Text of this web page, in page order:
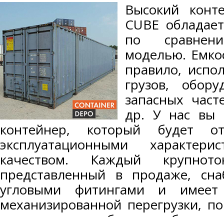
Высокий
CUBE
по
моделью.
правило,
грузов,
запасных
др. У нас вы
контейнер, который будет
эксплуатационными
качеством. Каждый
представленный в продаже,
угловыми фитингами и имеет
механизированной перегрузки,